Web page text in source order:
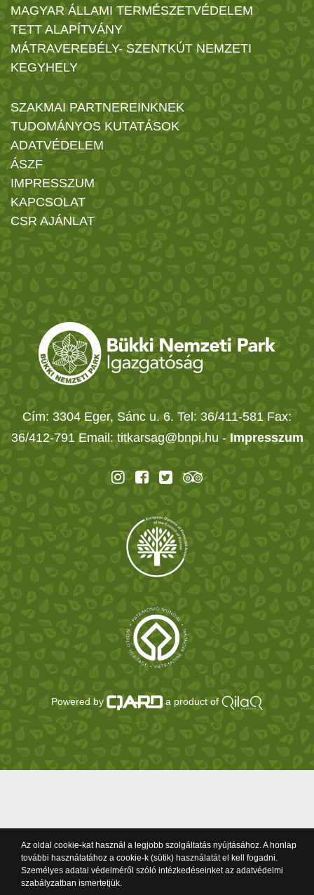
MAGYAR ÁLLAMI TERMÉSZETVÉDELEM
TETT ALAPÍTVÁNY
MÁTRAVEREBÉLY- SZENTKÚT NEMZETI
KEGYHELY
SZAKMAI PARTNEREINKNEK
TUDOMÁNYOS KUTATÁSOK
ADATVÉDELEM
ÁSZF
IMPRESSZUM
KAPCSOLAT
CSR AJÁNLAT
Cím: 3304 Eger, Sánc u. 6. Tel: 36/411-581 Fax:
36/412-791 Email: titkarsag@bnpi.hu - Impresszum
Powered by a product of
Az oldal cookie-kat használ a legjobb szolgáltatás nyújtásához. A honlap
további használatához a cookie-k (sütik) használatát el kell fogadni.
Személyes adatai védelméről szóló intézkedéseinket az adatvédelmi
szabályzatban ismertetjük.